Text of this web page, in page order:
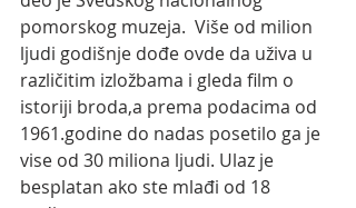
pomorskog muzeja.  Više od milion
ljudi godišnje dođe ovde da uživa u
različitim izložbama i gleda film o
istoriji broda,a prema podacima od
1961.godine do nadas posetilo ga je
vise od 30 miliona ljudi. Ulaz je
besplatan ako ste mlađi od 18